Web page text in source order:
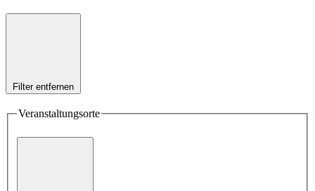
Filter entfernen
Veranstaltungsorte